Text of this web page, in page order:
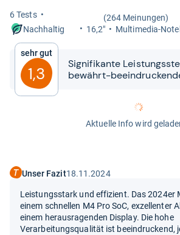
6 Tests
(264 Meinungen)
Nachhaltig
16,2" Mul­ti­me­dia-​
Sehr gut
1,3
Signi­fi­kante
bewährt-​​
Aktuelle Info wird
Unser Fazit18.11.2024
Leistungsstark und effizient. Das 2024er
einem schnellen M4 Pro SoC, exzellenter
einem herausragenden Display. Die hohe
Verarbeitungsqualität ist beeindruckend,